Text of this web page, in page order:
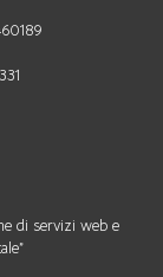
di servizi web e